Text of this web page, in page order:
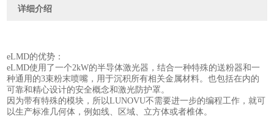
详细介绍
eLMD的优势：
eLMD使用了一个2kW的半导体激光器，结合一种特殊的送粉器和一
种通用的3束粉末喷嘴，用于沉积所有相关金属材料。也包括在内的
可靠和精心设计的安全概念和激光防护罩。
因为带有特殊的模块，所以LUNOVU不需要进一步的编程工作，就可
以生产标准几何体，例如线、区域、立方体或者椎体。